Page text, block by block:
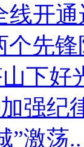
线开
个先
下好
强纪
”激荡..